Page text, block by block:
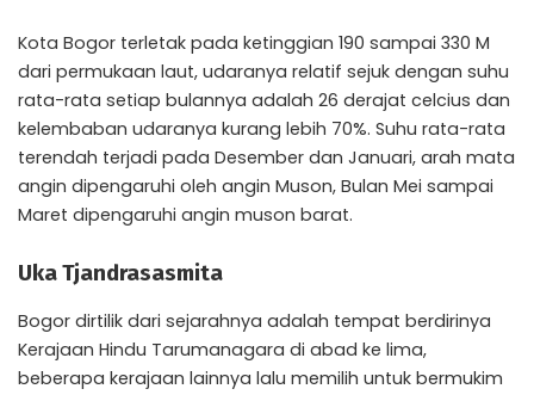
Kota Bogor terletak pada ketinggian 190 sampai 330 M
dari permukaan laut, udaranya relatif sejuk dengan suhu
rata-rata setiap bulannya adalah 26 derajat celcius dan
kelembaban udaranya kurang lebih 70%. Suhu rata-rata
terendah terjadi pada Desember dan Januari, arah mata
angin dipengaruhi oleh angin Muson, Bulan Mei sampai
Maret dipengaruhi angin muson barat.
Uka Tjandrasasmita
Bogor dirtilik dari sejarahnya adalah tempat berdirinya
Kerajaan Hindu Tarumanagara di abad ke lima,
beberapa kerajaan lainnya lalu memilih untuk bermukim